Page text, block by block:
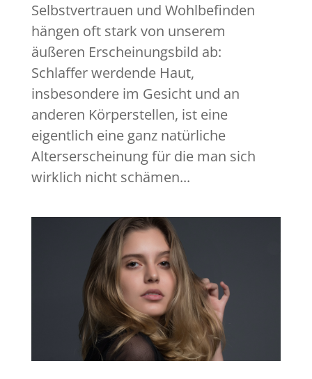
Selbstvertrauen und Wohlbefinden
hängen oft stark von unserem
äußeren Erscheinungsbild ab:
Schlaffer werdende Haut,
insbesondere im Gesicht und an
anderen Körperstellen, ist eine
eigentlich eine ganz natürliche
Alterserscheinung für die man sich
wirklich nicht schämen...